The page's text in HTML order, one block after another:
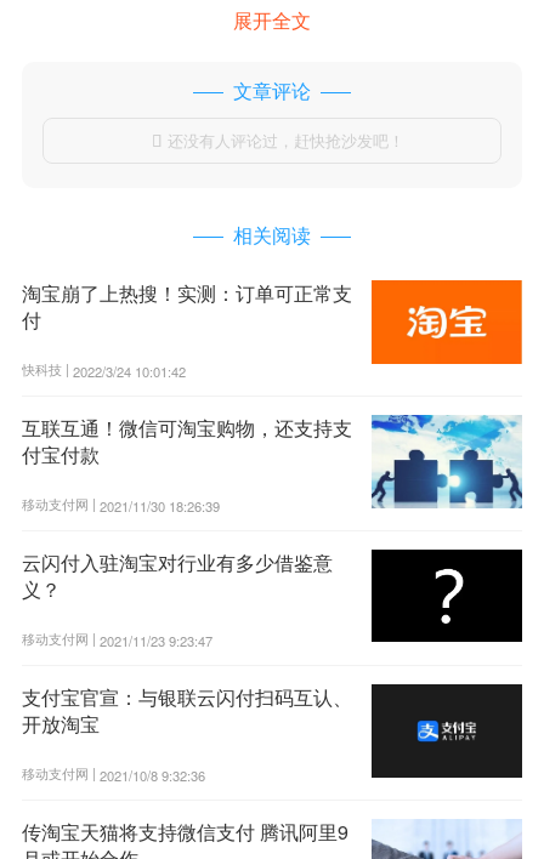
展开全文
文章评论
 还没有人评论过，赶快抢沙发吧！
相关阅读
淘宝崩了上热搜！实测：订单可正常支
付
快科技 | 2022/3/24 10:01:42
互联互通！微信可淘宝购物，还支持支
付宝付款
移动支付网 | 2021/11/30 18:26:39
云闪付入驻淘宝对行业有多少借鉴意
义？
移动支付网 | 2021/11/23 9:23:47
支付宝官宣：与银联云闪付扫码互认、
开放淘宝
移动支付网 | 2021/10/8 9:32:36
传淘宝天猫将支持微信支付 腾讯阿里9